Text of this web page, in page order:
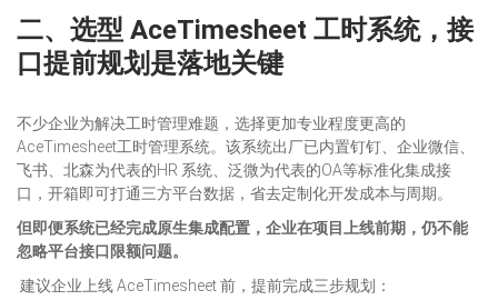
二、 选型 AceTimesheet 工时系统，接
口提前规划是落地关键
不少企业为解决工时管理难题，选择更加专业程度更高的
AceTimesheet工时管理系统。该系统出厂已内置钉钉、企业微信、
飞书、北森为代表的HR 系统、泛微为代表的OA等标准化集成接
口，开箱即可打通三方平台数据，省去定制化开发成本与周期。
但即便系统已经完成原生集成配置，企业在项目上线前期，仍不能
忽略平台接口限额问题。
建议企业上线 AceTimesheet 前，提前完成三步规划：